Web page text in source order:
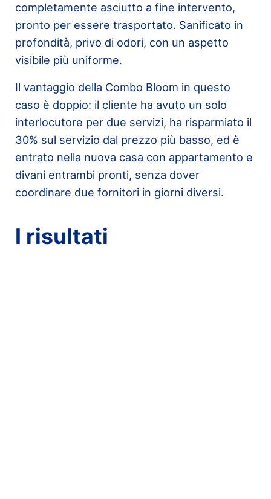
completamente asciutto a fine intervento,
pronto per essere trasportato. Sanificato in
profondità, privo di odori, con un aspetto
visibile più uniforme.
Il vantaggio della Combo Bloom in questo
caso è doppio: il cliente ha avuto un solo
interlocutore per due servizi, ha risparmiato il
30% sul servizio dal prezzo più basso, ed è
entrato nella nuova casa con appartamento e
divani entrambi pronti, senza dover
coordinare due fornitori in giorni diversi.
I risultati